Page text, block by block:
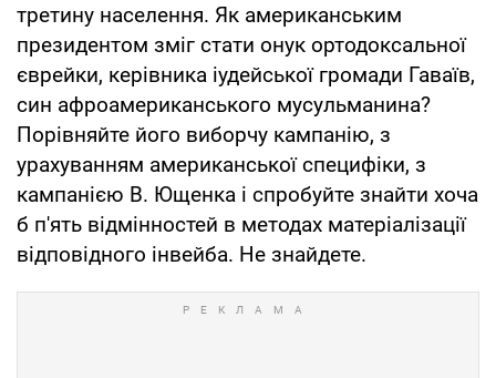
третину населення. Як американським
президентом зміг стати онук ортодоксальної
єврейки, керівника іудейської громади Гаваїв,
син афроамериканського мусульманина?
Порівняйте його виборчу кампанію, з
урахуванням американської специфіки, з
кампанією В. Ющенка і спробуйте знайти хоча
б п'ять відмінностей в методах матеріалізації
відповідного інвейба. Не знайдете.